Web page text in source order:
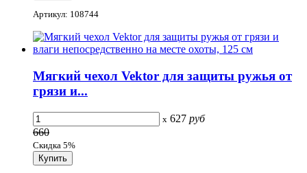
Артикул: 108744
Мягкий чехол Vektor для защиты ружья от
грязи и...
x 627 руб
660
Скидка 5%